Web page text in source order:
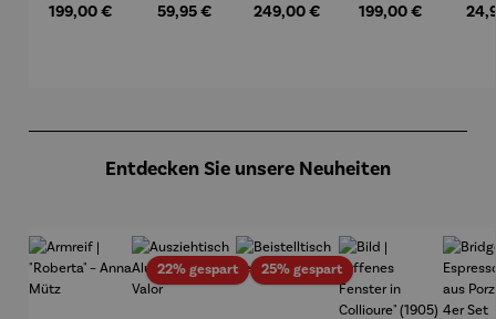
Regulärer Preis:
199,00 €
Edelstahl
Regulärer Preis:
59,95 € Regulärer Preis:
249,00 € Regulärer Preis:
199,00 €
Entdecken Sie unsere Neuheiten
22% gespartRabatt25% gespartRabatt